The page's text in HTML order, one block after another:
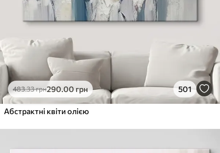
483.33грн290.00грн 501
Абстрактні квіти олією